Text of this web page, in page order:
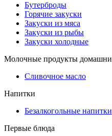
Бутерброды
Горячие закуски
Закуски из мяса
Закуски из рыбы
Закуски холодные
Молочные продукты
Сливочное масло
Напитки
Безалкогольные напитки
Первые блюда